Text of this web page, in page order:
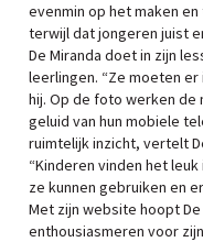
evenmin op het maken
terwijl dat jongeren juist
De Miranda doet in zijn
leerlingen. “Ze moeten
hij. Op de foto werken de
geluid van hun mobiele
ruimtelijk inzicht, vertelt
“Kinderen vinden het
ze kunnen gebruiken en
Met zijn website hoopt
enthousiasmeren voor